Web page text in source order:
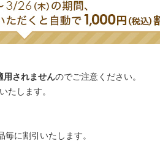
用されませんのでご注意ください。
たします。
に割引いたします。